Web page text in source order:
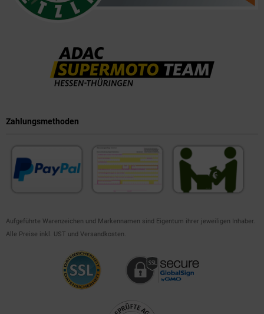
Zahlungsmethoden
Aufgeführte Warenzeichen und Markennamen sind Eigentum ihrer jeweiligen Inhaber.
Alle Preise inkl. UST und Versandkosten.